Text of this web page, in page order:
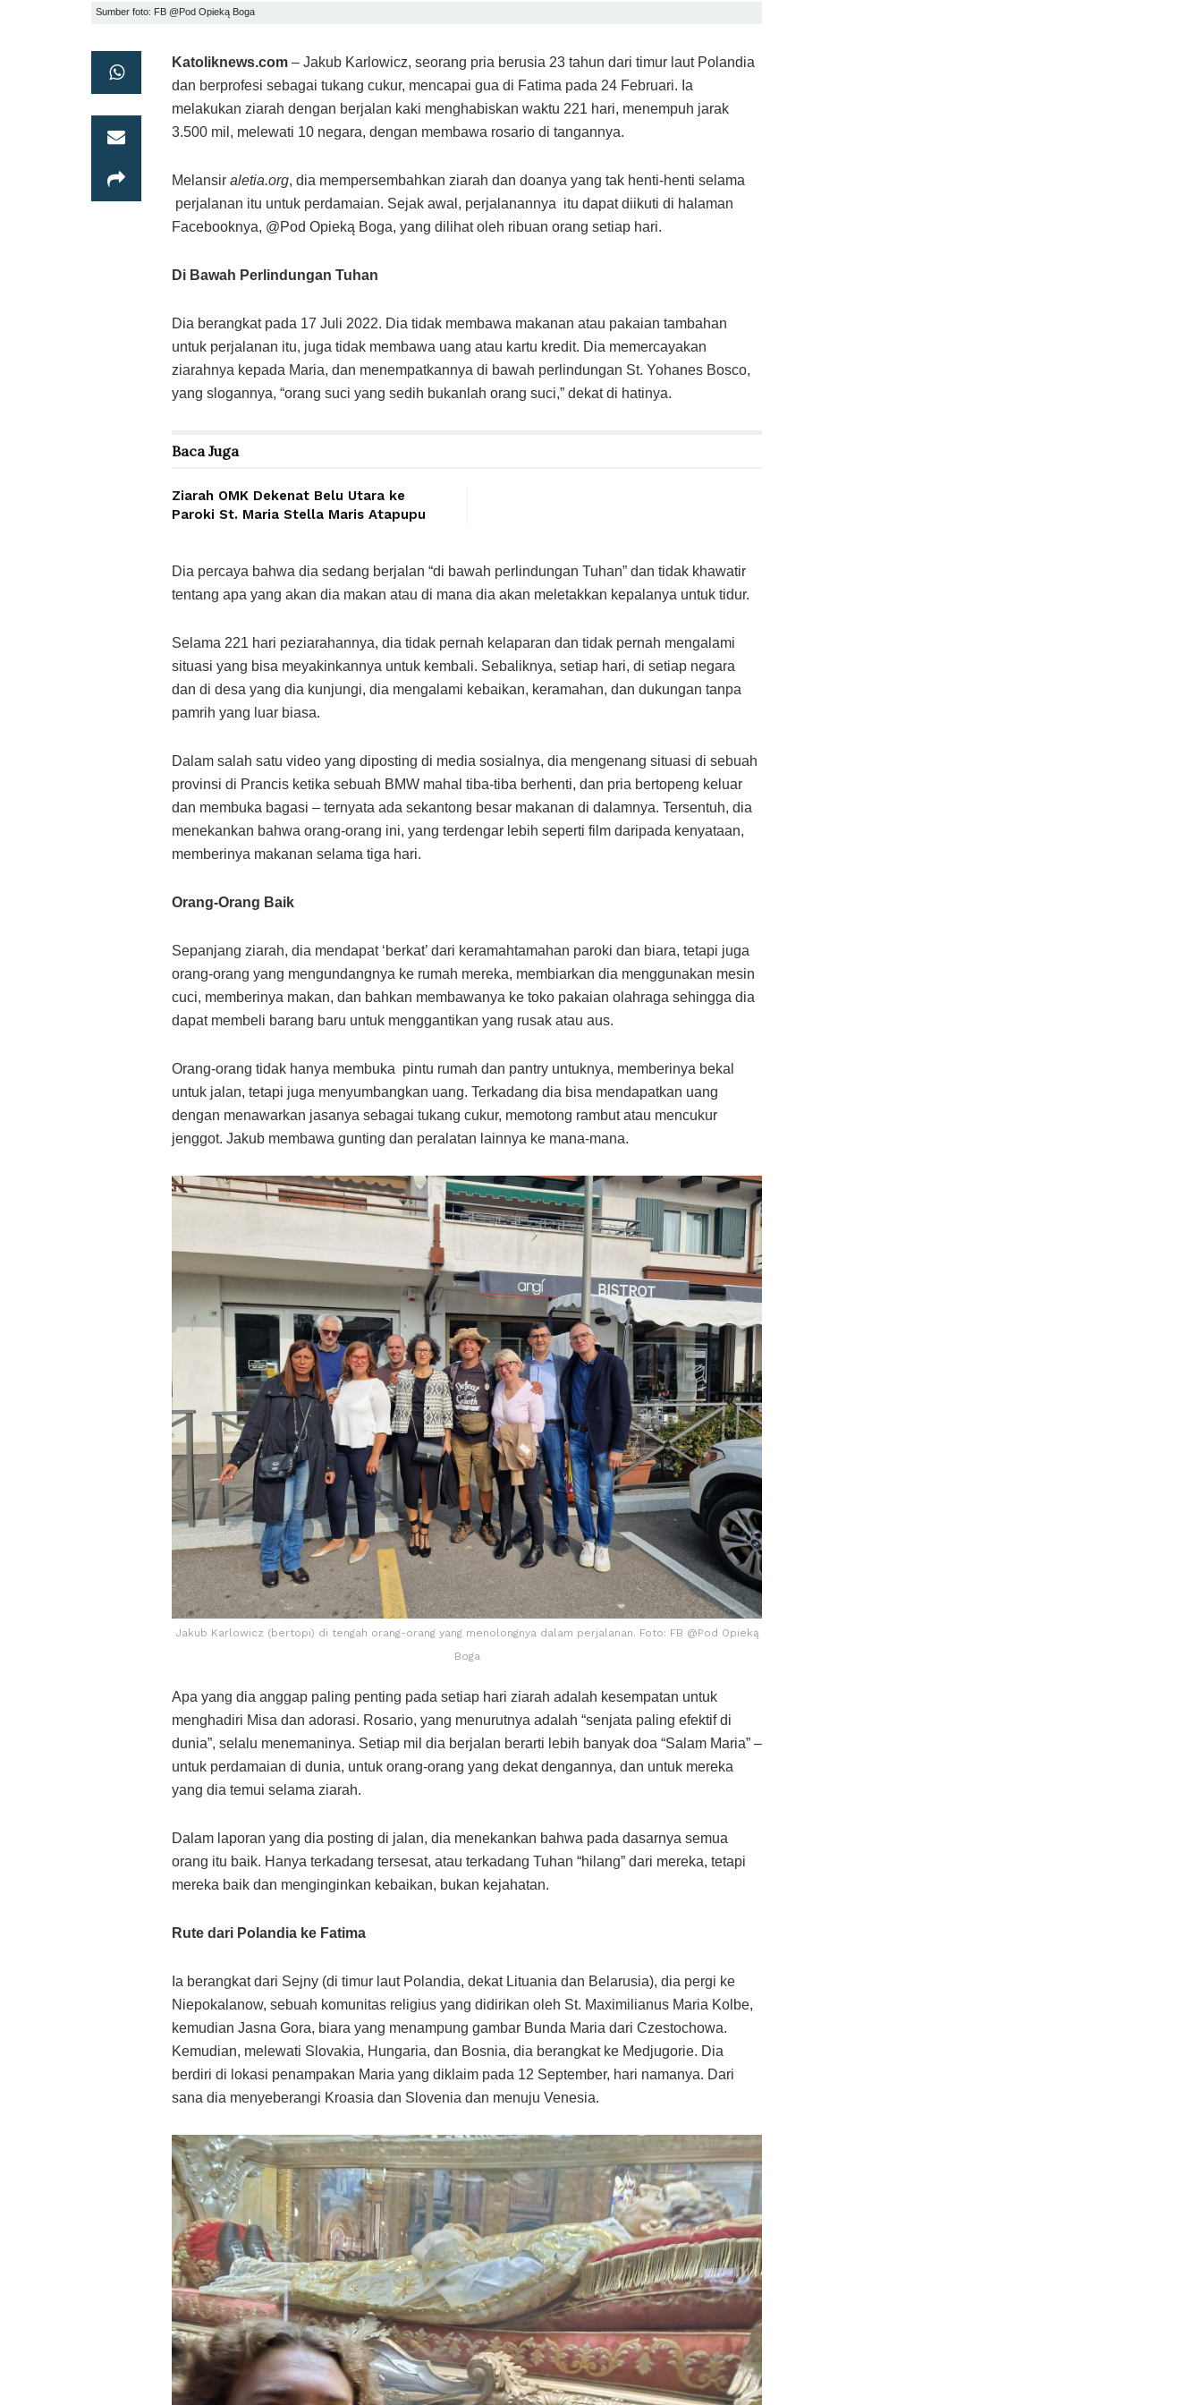
Sumber foto: FB @Pod Opieką Boga
Katoliknews.com – Jakub Karlowicz, seorang pria berusia 23 tahun dari timur laut Polandia
dan berprofesi sebagai tukang cukur, mencapai gua di Fatima pada 24 Februari. Ia
melakukan ziarah dengan berjalan kaki menghabiskan waktu 221 hari, menempuh jarak
3.500 mil, melewati 10 negara, dengan membawa rosario di tangannya.
Melansir aletia.org, dia mempersembahkan ziarah dan doanya yang tak henti-henti selama
perjalanan itu untuk perdamaian. Sejak awal, perjalanannya itu dapat diikuti di halaman
Facebooknya, @Pod Opieką Boga, yang dilihat oleh ribuan orang setiap hari.
Di Bawah Perlindungan Tuhan
Dia berangkat pada 17 Juli 2022. Dia tidak membawa makanan atau pakaian tambahan
untuk perjalanan itu, juga tidak membawa uang atau kartu kredit. Dia memercayakan
ziarahnya kepada Maria, dan menempatkannya di bawah perlindungan St. Yohanes Bosco,
yang slogannya, “orang suci yang sedih bukanlah orang suci,” dekat di hatinya.
Baca Juga
Ziarah OMK Dekenat Belu Utara ke
Paroki St. Maria Stella Maris Atapupu
Dia percaya bahwa dia sedang berjalan “di bawah perlindungan Tuhan” dan tidak khawatir
tentang apa yang akan dia makan atau di mana dia akan meletakkan kepalanya untuk tidur.
Selama 221 hari peziarahannya, dia tidak pernah kelaparan dan tidak pernah mengalami
situasi yang bisa meyakinkannya untuk kembali. Sebaliknya, setiap hari, di setiap negara
dan di desa yang dia kunjungi, dia mengalami kebaikan, keramahan, dan dukungan tanpa
pamrih yang luar biasa.
Dalam salah satu video yang diposting di media sosialnya, dia mengenang situasi di sebuah
provinsi di Prancis ketika sebuah BMW mahal tiba-tiba berhenti, dan pria bertopeng keluar
dan membuka bagasi – ternyata ada sekantong besar makanan di dalamnya. Tersentuh, dia
menekankan bahwa orang-orang ini, yang terdengar lebih seperti film daripada kenyataan,
memberinya makanan selama tiga hari.
Orang-Orang Baik
Sepanjang ziarah, dia mendapat ‘berkat’ dari keramahtamahan paroki dan biara, tetapi juga
orang-orang yang mengundangnya ke rumah mereka, membiarkan dia menggunakan mesin
cuci, memberinya makan, dan bahkan membawanya ke toko pakaian olahraga sehingga dia
dapat membeli barang baru untuk menggantikan yang rusak atau aus.
Orang-orang tidak hanya membuka pintu rumah dan pantry untuknya, memberinya bekal
untuk jalan, tetapi juga menyumbangkan uang. Terkadang dia bisa mendapatkan uang
dengan menawarkan jasanya sebagai tukang cukur, memotong rambut atau mencukur
jenggot. Jakub membawa gunting dan peralatan lainnya ke mana-mana.
Jakub Karlowicz (bertopi) di tengah orang-orang yang menolongnya dalam perjalanan. Foto: FB @Pod Opieką
Boga
Apa yang dia anggap paling penting pada setiap hari ziarah adalah kesempatan untuk
menghadiri Misa dan adorasi. Rosario, yang menurutnya adalah “senjata paling efektif di
dunia”, selalu menemaninya. Setiap mil dia berjalan berarti lebih banyak doa “Salam Maria” –
untuk perdamaian di dunia, untuk orang-orang yang dekat dengannya, dan untuk mereka
yang dia temui selama ziarah.
Dalam laporan yang dia posting di jalan, dia menekankan bahwa pada dasarnya semua
orang itu baik. Hanya terkadang tersesat, atau terkadang Tuhan “hilang” dari mereka, tetapi
mereka baik dan menginginkan kebaikan, bukan kejahatan.
Rute dari Polandia ke Fatima
Ia berangkat dari Sejny (di timur laut Polandia, dekat Lituania dan Belarusia), dia pergi ke
Niepokalanow, sebuah komunitas religius yang didirikan oleh St. Maximilianus Maria Kolbe,
kemudian Jasna Gora, biara yang menampung gambar Bunda Maria dari Czestochowa.
Kemudian, melewati Slovakia, Hungaria, dan Bosnia, dia berangkat ke Medjugorie. Dia
berdiri di lokasi penampakan Maria yang diklaim pada 12 September, hari namanya. Dari
sana dia menyeberangi Kroasia dan Slovenia dan menuju Venesia.